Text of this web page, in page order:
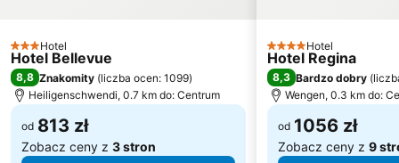
3 Kategoria
Hotel
Hotel Bellevue
8,8 Znakomity (liczba ocen: 1099)
Heiligenschwendi, 0.7 km do: Centrum
od 813 zł
Zobacz ceny z 3 stron
4 Kategoria
Hotel
Hotel Regina
8,3 Bardzo dobry (
Wengen, 0.3 km do:
od 1056 zł
Zobacz ceny z 9